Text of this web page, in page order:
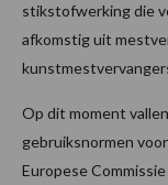
stikstofwerking die
afkomstig uit
Op dit moment
gebruiksnormen
Europese